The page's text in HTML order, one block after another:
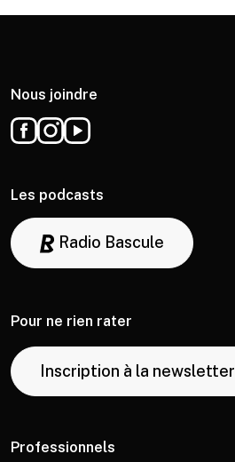
Nous joindre
Les podcasts
Radio Bascule
Pour ne rien rater
Inscription à la newsletter
Professionnels